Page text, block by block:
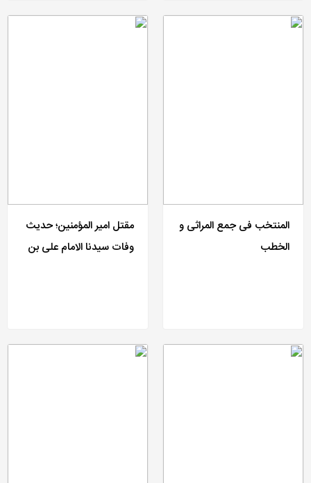
المنتخب فی جمع المراثی و
الخطب
مقتل امیر المؤمنین؛ حدیث
وفات سیدنا الامام علی بن